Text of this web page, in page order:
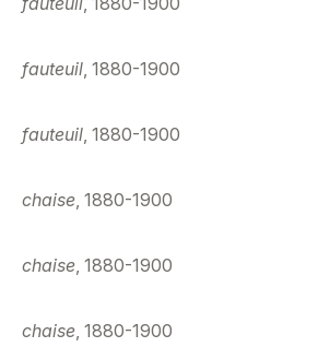
fauteuil, 1880-1900
fauteuil, 1880-1900
chaise, 1880-1900
chaise, 1880-1900
chaise, 1880-1900